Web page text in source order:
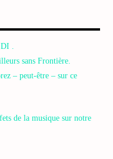
.
sans Frontière.
– peut-être – sur ce
de la musique sur notre